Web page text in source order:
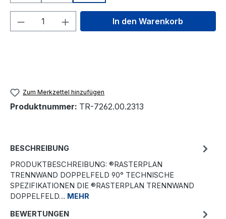
Produkt Anzahl: Gib denIn den Warenkorb
Zum Merkzettel hinzufügen
Produktnummer: TR-7262.00.2313
BESCHREIBUNG
PRODUKTBESCHREIBUNG: ®RASTERPLAN
TRENNWAND DOPPELFELD 90° TECHNISCHE
SPEZIFIKATIONEN DIE ®RASTERPLAN TRENNWAND
DOPPELFELD… MEHR
BEWERTUNGEN